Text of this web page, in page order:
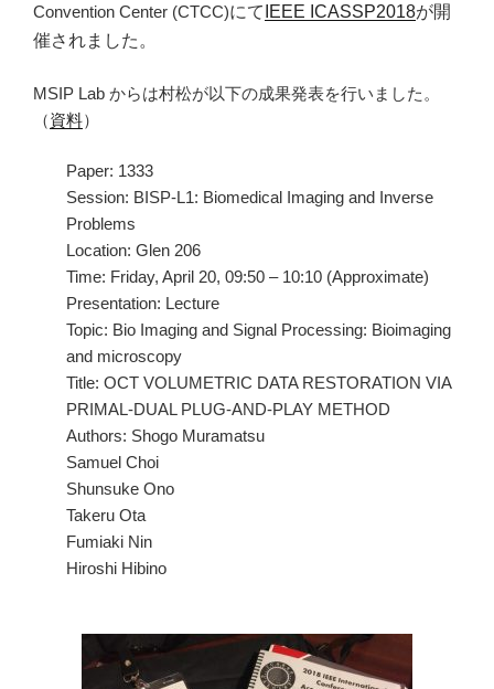
Convention Center (CTCC)にて IEEE ICASSP2018が開
催されました。
MSIP Lab からは村松が以下の成果発表を行いました。
（資料）
Paper: 1333
Session: BISP-L1: Biomedical Imaging and Inverse
Problems
Location: Glen 206
Time: Friday, April 20, 09:50 – 10:10 (Approximate)
Presentation: Lecture
Topic: Bio Imaging and Signal Processing: Bioimaging
and microscopy
Title: OCT VOLUMETRIC DATA RESTORATION VIA
PRIMAL-DUAL PLUG-AND-PLAY METHOD
Authors: Shogo Muramatsu
Samuel Choi
Shunsuke Ono
Takeru Ota
Fumiaki Nin
Hiroshi Hibino